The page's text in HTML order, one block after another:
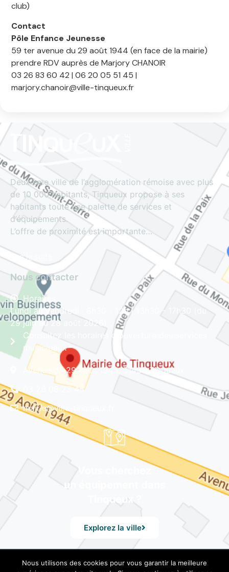
club)
Contact
Pôle Enfance Jeunesse
59 ter avenue du 29 août 1944 (en face de la mairie)
prendre RDV auprès de Marjory CHANOIR
03 26 83 60 42 | 06 20 05 51 45 |
marjory.chanoir@ville-tinqueux.fr
Deuxième ville de l’agglomération rémoise avec plus
de 10 000 habitants, Tinqueux propose à ses
habitants toute une palette de services et
d’équipements.
L’offre de proximité est importante…
Lire la suite
Nous contacter
Horaires
Lundi au vendredi : 8h30 - 12h | 13h30 - 17h30 (du
29 juin au 28 août 2026)
Consultez les horaires d'ouverture des services
municipaux
Avenue du 29 Août 1944, 51430 Tinqueux
03 26 08 23 45
mairie@ville-tinqueux.fr
Vous cherchez
un équipement dans
Tinqueux ?
Explorez la ville
© Mairie de Tinqueux – Avenue du 29 Août 1944, 51430
Nous utilisons des cookies pour vous garantir la meilleure